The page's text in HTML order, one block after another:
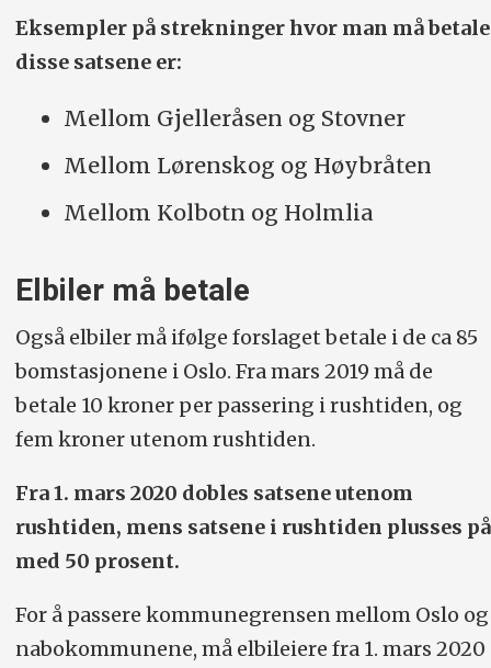
Eksempler på strekninger hvor man må betale
disse satsene er:
Mellom Gjelleråsen og Stovner
Mellom Lørenskog og Høybråten
Mellom Kolbotn og Holmlia
Elbiler må betale
Også elbiler må ifølge forslaget betale i de ca 85
bomstasjonene i Oslo. Fra mars 2019 må de
betale 10 kroner per passering i rushtiden, og
fem kroner utenom rushtiden.
Fra 1. mars 2020 dobles satsene utenom
rushtiden, mens satsene i rushtiden plusses på
med 50 prosent.
For å passere kommunegrensen mellom Oslo og
nabokommunene, må elbileiere fra 1. mars 2020